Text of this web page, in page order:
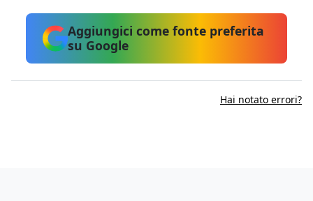
Aggiungici come fonte preferita
su Google
Hai notato errori?